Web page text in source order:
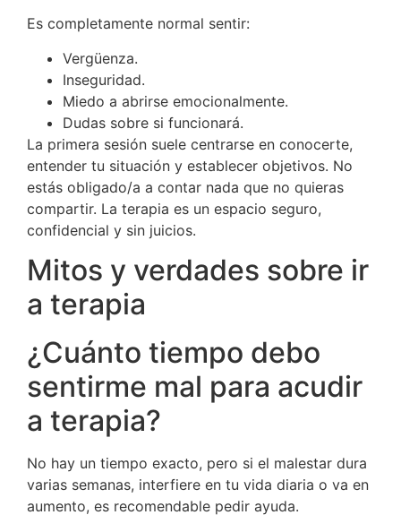
Es completamente normal sentir:
Vergüenza.
Inseguridad.
Miedo a abrirse emocionalmente.
Dudas sobre si funcionará.
La primera sesión suele centrarse en conocerte,
entender tu situación y establecer objetivos. No
estás obligado/a a contar nada que no quieras
compartir. La terapia es un espacio seguro,
confidencial y sin juicios.
Mitos y verdades sobre ir
a terapia
¿Cuánto tiempo debo
sentirme mal para acudir
a terapia?
No hay un tiempo exacto, pero si el malestar dura
varias semanas, interfiere en tu vida diaria o va en
aumento, es recomendable pedir ayuda.